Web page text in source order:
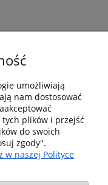
umożliwiają
nam dostosować
plików i przejść
do swoich
zgody".
w naszej Polityce